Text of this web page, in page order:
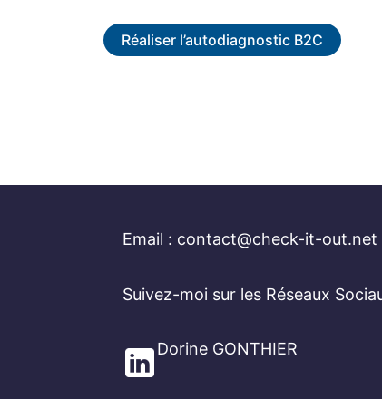
Réaliser l’autodiagnostic B2C
Email : contact@check-it-out.net
Suivez-moi sur les Réseaux
Dorine GONTHIER